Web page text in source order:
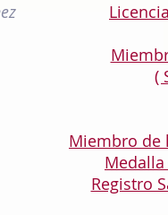
(
Miembro de
Registro